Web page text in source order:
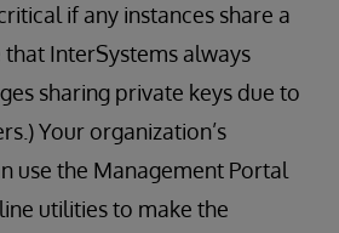
if any instances share a
InterSystems always
sharing private keys due to
Your organization’s
use the Management Portal
utilities to make the